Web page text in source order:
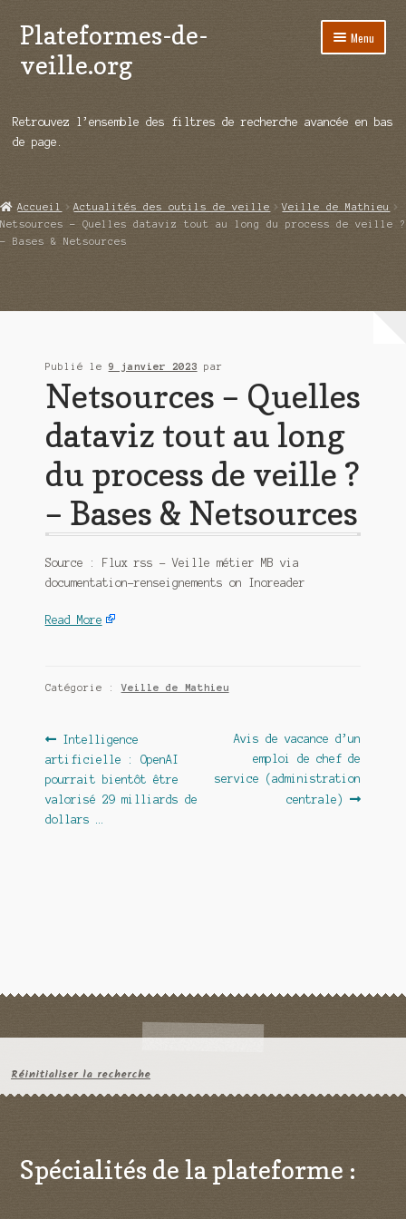
Aller
à
la
Aller
au
contenu
Plateformes-de-
veille.org
Menu
Répertoire d’ouitils
Démos vidéos
Ouvrir
Qui sommes-nous ?
Retrouvez l’ensemble des filtres de recherche avancée en bas
de page.
Accueil Actualités des outils de veille
Veille de Mathieu
Netsources – Quelles dataviz tout au long du process de veille ?
– Bases & Netsources
Publié le 9 janvier 2023 par
Netsources – Quelles
dataviz tout au long
du process de veille ?
– Bases & Netsources
Source : Flux rss – Veille métier MB via
documentation-renseignements on Inoreader
Read More
Catégorie :Veille de Mathieu
Navigation
de
l’article
Article
précédent :
Intelligence
artificielle : OpenAI
pourrait bientôt être
valorisé 29 milliards de
dollars …
Article
suivant :
Avis de vacance d’un
emploi de chef de
service (administration
centrale)
Réinitialiser la recherche
Spécialités de la plateforme :